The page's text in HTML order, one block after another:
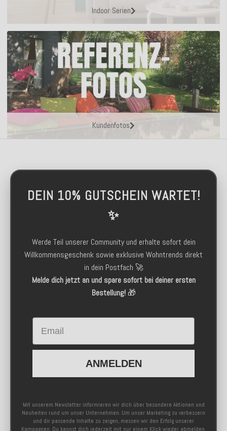
Indoor Serien
Kundenfotos
DEIN 10% GUTSCHEIN WARTET!
✨
Werde Teil unserer Community und erhalte sofort dein
Willkommensgeschenk sowie exklusive Wohntrends direkt
in dein Postfach 🚀
Melde dich jetzt an und spare sofort bei deiner ersten
Bestellung!🎁
Email
ANMELDEN
Mit unserem Newsletter informieren wir dich über besondere Aktionen und
Neuheiten rund um unser Unternehmen. Um unser Marketing zu verbessern
und dir passende Inhalte zu zeigen, messen wir den Erfolg unserer
Kampagnen. Du kannst dich jederzeit mit nur einem Klick wieder abmelden.